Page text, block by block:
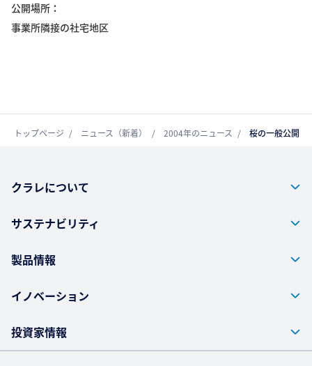
公開場所
事業所隣接の社宅地区
トップページ ニュース（新着） 2004年のニュース 桜の一般公開
クラレについて
サステナビリティ
製品情報
イノベーション
投資家情報